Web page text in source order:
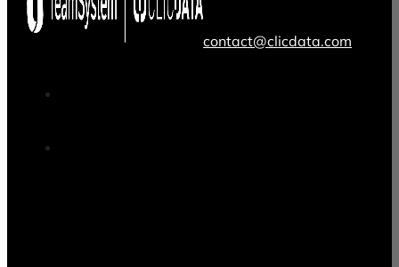
contact@clicdata.com